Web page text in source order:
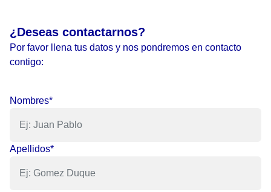
¿Deseas contactarnos?
Por favor llena tus datos y nos pondremos en contacto
contigo:
Nombres*
Apellidos*